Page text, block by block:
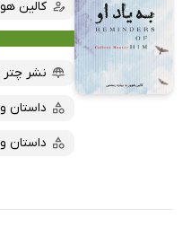
کالین
نشر چتر
داستان
داستان